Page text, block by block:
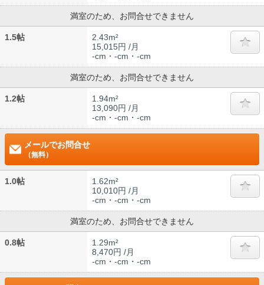
満室のため、お問合せできません
1.5帖
2.43m²
15,015円 /月
-cm・-cm・-cm
満室のため、お問合せできません
1.2帖
1.94m²
13,090円 /月
-cm・-cm・-cm
メールでお問合せ
（無料）
1.0帖
1.62m²
10,010円 /月
-cm・-cm・-cm
満室のため、お問合せできません
0.8帖
1.29m²
8,470円 /月
-cm・-cm・-cm